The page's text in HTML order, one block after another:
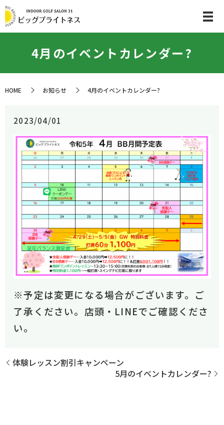
4月のイベントカレンダー?
HOME お知らせ 4月のイベントカレンダー?
2023/04/01
※予定は変更になる場合がございます。ご
了承ください。店頭・LINEでご確認くださ
い。
体験レッスン割引キャンペーン
5月のイベントカレンダー?